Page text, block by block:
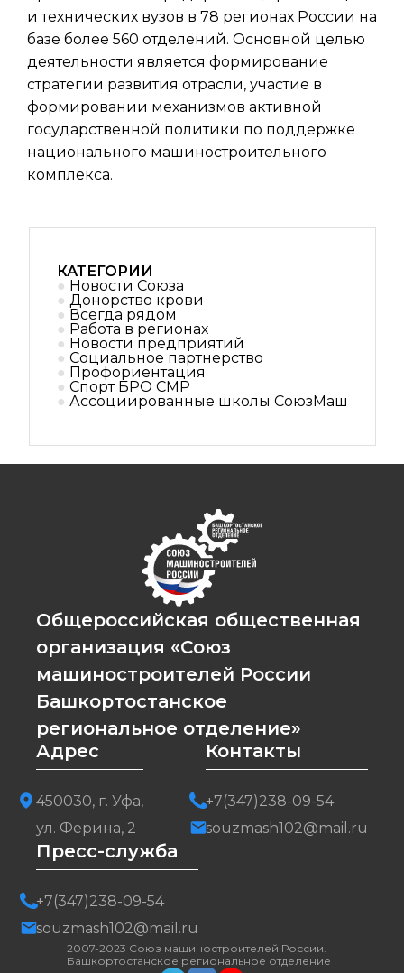
и технических вузов в 78 регионах России на
базе более 560 отделений. Основной целью
деятельности является формирование
стратегии развития отрасли, участие в
формировании механизмов активной
государственной политики по поддержке
национального машиностроительного
комплекса.
КАТЕГОРИИ
Новости Союза
Донорство крови
Всегда рядом
Работа в регионах
Новости предприятий
Социальное партнерствo
Профориентация
Спорт БРО СМР
Ассоциированные школы СоюзМаш
Общероссийская общественная
организация «Союз
машиностроителей России
Башкортостанское
региональное отделение»
Адрес
450030, г. Уфа,
ул. Ферина, 2
Контакты
+7(347)238-09-54
souzmash102@mail.ru
Пресс-служба
+7(347)238-09-54
souzmash102@mail.ru
2007-2023 Союз машиностроителей России.
Башкортостанское региональное отделение